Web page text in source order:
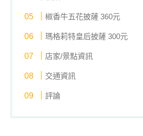
椒香牛五花披薩 360元
瑪格莉特皇后披薩 300元
店家/景點資訊
交通資訊
評論